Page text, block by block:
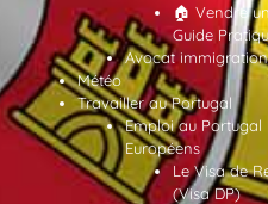
🏠 Vendre
Guide
Avocat
Météo
Travailler au Portugal
Emploi au
Européens
Le Visa de
(Visa DP)